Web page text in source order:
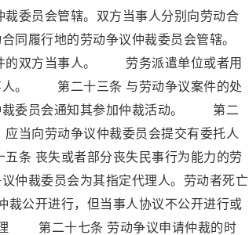
委员会管辖。双方当事人分别向劳动合
同履行地的劳动争议仲裁委员会管辖。
的双方当事人。 劳务派遣单位或者用
人。 第二十三条 与劳动争议案件的处
裁委员会通知其参加仲裁活动。 第二
当向劳动争议仲裁委员会提交有委托人
条 丧失或者部分丧失民事行为能力的劳
仲裁委员会为其指定代理人。劳动者死亡
公开进行，但当事人协议不公开进行或
第二十七条 劳动争议申请仲裁的时